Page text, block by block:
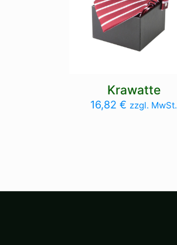
Krawatte
16,82€ zzgl. MwSt.